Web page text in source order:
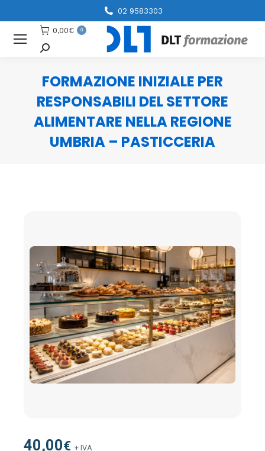
02 9583303
0,00€ 0
Cerca
FORMAZIONE INIZIALE PER
RESPONSABILI DEL SETTORE
ALIMENTARE NELLA REGIONE
UMBRIA – PASTICCERIA
40,00€ + IVA